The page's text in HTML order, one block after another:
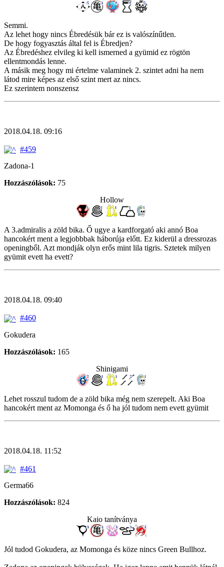
Semmi.
Az lehet hogy nincs Ébredésük bár ez is valószínűtlen.
De hogy fogyasztás által fel is Ébredjen?
Az Ébredéshez elvileg ki kell ismerned a gyümid ez rögtön
ellentmondás lenne.
A másik meg hogy mi értelme valaminek 2. szintet adni ha nem
látod mire képes az első szint mert az nincs.
Ez szerintem nonszensz
2018.04.18. 09:16
#459
Zadona-1
Hozzászólások: 75
Hollow
A 3.admiralis a zöld bika. Ő ugye a kardforgató aki annó Boa
hancokért ment a legjobbbak háborúja előtt. Ez kiderül a dressrozas
openingből. Azt mondják olyn erős mint lila tigris. Sztetek milyen
gyümit evett ha evett?
2018.04.18. 09:40
#460
Gokudera
Hozzászólások: 165
Shinigami
Lehet rosszul tudom de a zöld bika még nem szerepelt. Aki Boa
hancokért ment az Momonga és ő ha jól tudom nem evett gyümit
2018.04.18. 11:52
#461
Germa66
Hozzászólások: 824
Kaio tanítványa
Jól tudod Gokudera, az Momonga és köze nincs Green Bullhoz.